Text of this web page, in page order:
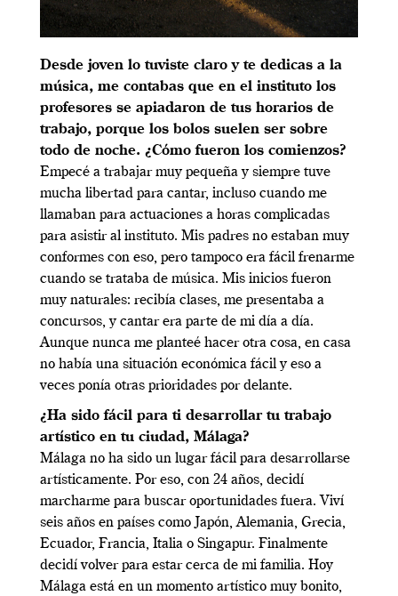
Desde joven lo tuviste claro y te dedicas a la
música, me contabas que en el instituto los
profesores se apiadaron de tus horarios de
trabajo, porque los bolos suelen ser sobre
todo de noche. ¿Cómo fueron los comienzos?
Empecé a trabajar muy pequeña y siempre tuve
mucha libertad para cantar, incluso cuando me
llamaban para actuaciones a horas complicadas
para asistir al instituto. Mis padres no estaban muy
conformes con eso, pero tampoco era fácil frenarme
cuando se trataba de música. Mis inicios fueron
muy naturales: recibía clases, me presentaba a
concursos, y cantar era parte de mi día a día.
Aunque nunca me planteé hacer otra cosa, en casa
no había una situación económica fácil y eso a
veces ponía otras prioridades por delante.
¿Ha sido fácil para ti desarrollar tu trabajo
artístico en tu ciudad, Málaga?
Málaga no ha sido un lugar fácil para desarrollarse
artísticamente. Por eso, con 24 años, decidí
marcharme para buscar oportunidades fuera. Viví
seis años en países como Japón, Alemania, Grecia,
Ecuador, Francia, Italia o Singapur. Finalmente
decidí volver para estar cerca de mi familia. Hoy
Málaga está en un momento artístico muy bonito,